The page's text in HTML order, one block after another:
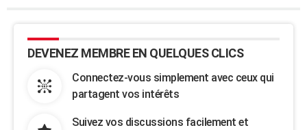
DEVENEZ MEMBRE EN QUELQUES CLICS
Connectez-vous simplement avec ceux qui
partagent vos intérêts
Suivez vos discussions facilement et